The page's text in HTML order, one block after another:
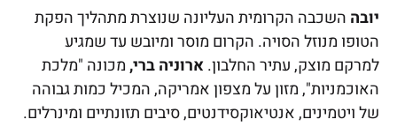
יובה השכבה הקרומית העליונה שנוצרת מתהליך הפקת
הטופו מנוזל הסויה. הקרום מוסר ומיובש עד שמגיע
למרקם מוצק, עתיר החלבון.ארוניה ברי,מכונה "מלכת
האוכמניות", מזון על מצפון אמריקה, המכיל כמות גבוהה
של ויטמינים, אנטיאוקסידנטים, סיבים תזונתיים ומינרלים.